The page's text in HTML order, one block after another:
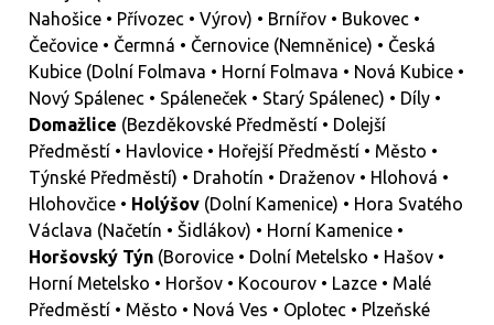
Nahošice • Přívozec • Výrov) • Brnířov • Bukovec •
Čečovice • Čermná • Černovice (Nemněnice) • Česká
Kubice (Dolní Folmava • Horní Folmava • Nová Kubice •
Nový Spálenec • Spáleneček • Starý Spálenec) • Díly •
Domažlice (Bezděkovské Předměstí • Dolejší
Předměstí • Havlovice • Hořejší Předměstí • Město •
Týnské Předměstí) • Drahotín • Draženov • Hlohová •
Hlohovčice • Holýšov (Dolní Kamenice) • Hora Svatého
Václava (Načetín • Šidlákov) • Horní Kamenice •
Horšovský Týn (Borovice • Dolní Metelsko • Hašov •
Horní Metelsko • Horšov • Kocourov • Lazce • Malé
Předměstí • Město • Nová Ves • Oplotec • Plzeňské